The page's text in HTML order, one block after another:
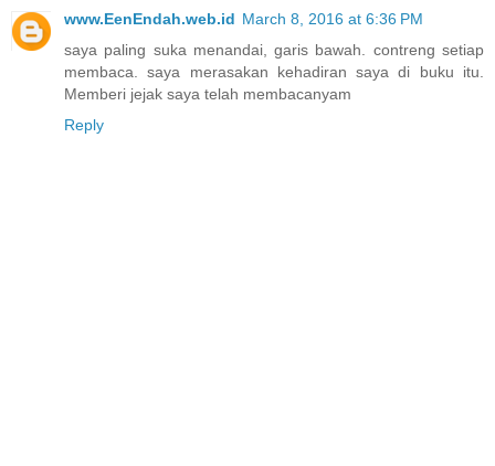
www.EenEndah.web.id March 8, 2016 at 6:36 PM
saya paling suka menandai, garis bawah. contreng setiap
membaca. saya merasakan kehadiran saya di buku itu.
Memberi jejak saya telah membacanyam
Reply